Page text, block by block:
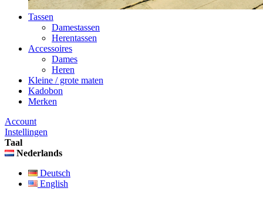
Tassen
Damestassen
Herentassen
Accessoires
Dames
Heren
Kleine / grote maten
Kadobon
Merken
Account
Instellingen
Taal
Nederlands
Deutsch
English